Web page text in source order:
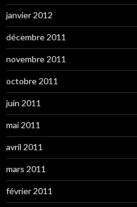
janvier 2012
décembre 2011
novembre 2011
octobre 2011
juin 2011
mai 2011
avril 2011
mars 2011
février 2011